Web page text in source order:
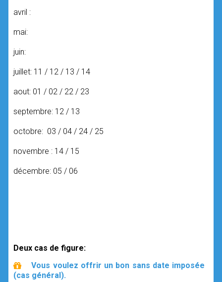
avril :
mai:
juin:
juillet: 11 / 12 / 13 / 14
aout: 01 / 02 / 22 / 23
septembre: 12 / 13
octobre: 03 / 04 / 24 / 25
novembre : 14 / 15
décembre: 05 / 06
Deux cas de figure:
Vous voulez offrir un bon sans date imposée
(cas général).